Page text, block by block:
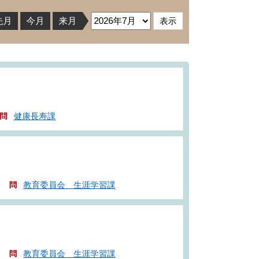
月 今月 来月
健康長寿課
教育委員会 生涯学習課
教育委員会 生涯学習課